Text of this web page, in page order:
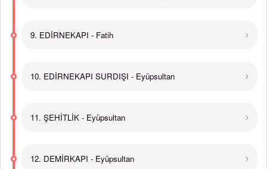
9. EDİRNEKAPI - Fatih
10. EDİRNEKAPI SURDIŞI - Eyüpsultan
11. ŞEHİTLİK - Eyüpsultan
12. DEMİRKAPI - Eyüpsultan